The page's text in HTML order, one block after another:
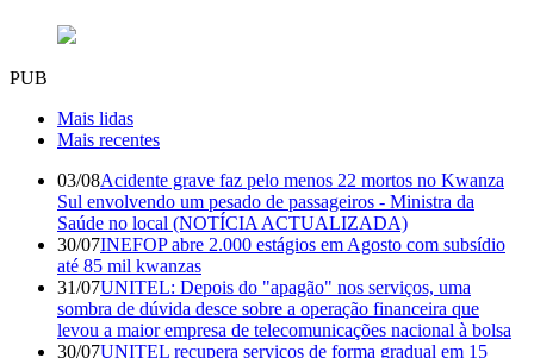
PUB
Mais lidas
Mais recentes
03/08Acidente grave faz pelo menos 22 mortos no Kwanza
Sul envolvendo um pesado de passageiros - Ministra da
Saúde no local (NOTÍCIA ACTUALIZADA)
30/07INEFOP abre 2.000 estágios em Agosto com subsídio
até 85 mil kwanzas
31/07UNITEL: Depois do "apagão" nos serviços, uma
sombra de dúvida desce sobre a operação financeira que
levou a maior empresa de telecomunicações nacional à bolsa
30/07UNITEL recupera serviços de forma gradual em 15